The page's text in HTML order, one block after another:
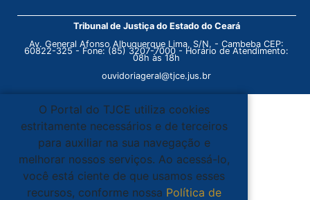
Tribunal de Justiça do Estado do Ceará
Av. General Afonso Albuquerque Lima, S/N. - Cambeba CEP:
60822-325 - Fone: (85) 3207-7000 - Horário de Atendimento:
08h às 18h
ouvidoriageral@tjce.jus.br
O Portal do TJCE utiliza cookies
estritamente necessários e de terceiros
para auxiliar na sua navegação e
melhorar nossos serviços. Ao acessá-lo,
você está ciente de que usamos esses
recursos, conforme nossa Política de